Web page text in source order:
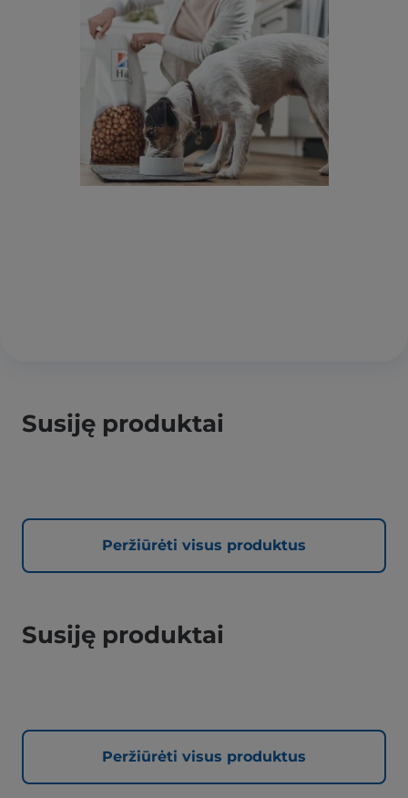
Susiję produktai
Peržiūrėti visus produktus
Susiję produktai
Peržiūrėti visus produktus